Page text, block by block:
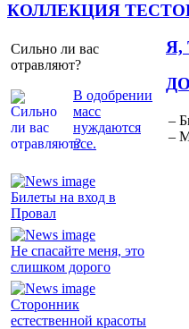
КОЛЛЕКЦИЯ
Сильно ли вас
отравляют?
В одобрении
масс
нуждаются
все.
Я,
Билеты на вход в
Провал
Не спасайте меня, это
слишком дорого
Сторонник
естественной красоты
–
–